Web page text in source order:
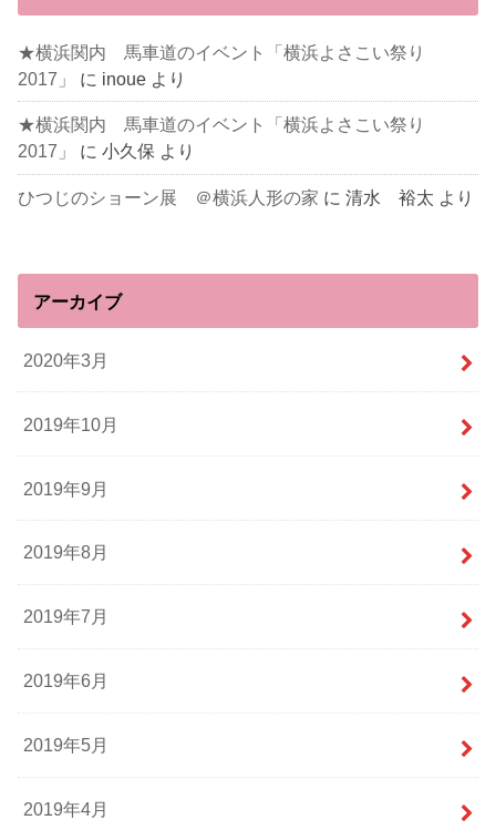
★横浜関内 馬車道のイベント「横浜よさこい祭り
2017」
に inoue より
★横浜関内 馬車道のイベント「横浜よさこい祭り
2017」
に小久保 より
ひつじのショーン展 ＠横浜人形の家 に清水 裕太 より
アーカイブ
2020年3月
2019年10月
2019年9月
2019年8月
2019年7月
2019年6月
2019年5月
2019年4月